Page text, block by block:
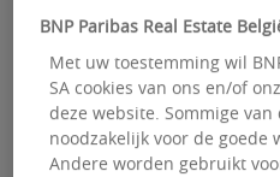
Culliganlaan 1 - 1831
Beschikbare oppervlakte :
From : 538.00 m²
BNP Paribas Real Estate
Met uw toestemming wil
SA cookies van ons en/of
deze website. Sommige
noodzakelijk voor de goede
Andere worden gebruikt